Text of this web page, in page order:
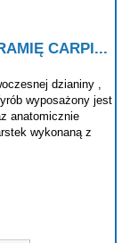
CARPI...
dzianiny ,
wyposażony jest
anatomicznie
wykonaną z